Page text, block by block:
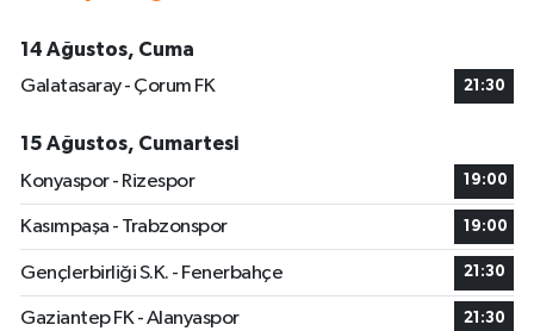
14 Ağustos, Cuma
Galatasaray - Çorum FK
21:30
15 Ağustos, Cumartesi
Konyaspor - Rizespor
19:00
Kasımpaşa - Trabzonspor 19:00
Gençlerbirliği S.K. - Fenerbahçe 21:30
Gaziantep FK - Alanyaspor 21:30